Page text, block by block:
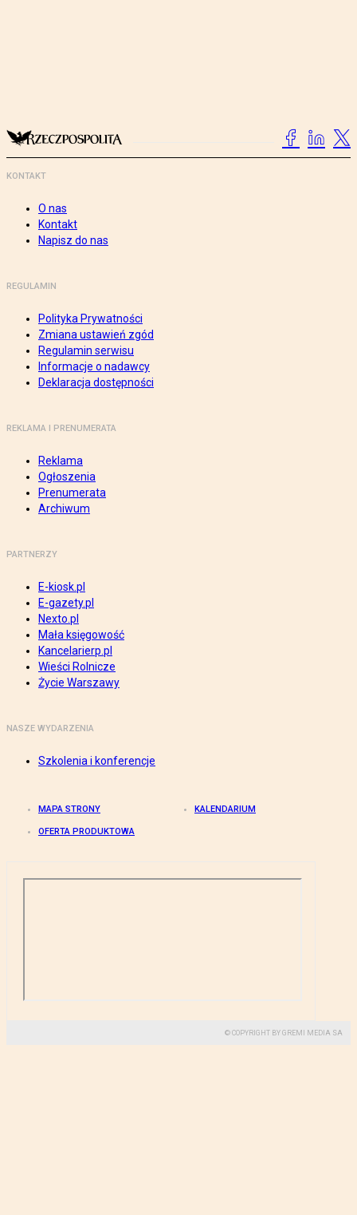
KONTAKT
O nas
Kontakt
Napisz do nas
REGULAMIN
Polityka Prywatności
Zmiana ustawień zgód
Regulamin serwisu
Informacje o nadawcy
Deklaracja dostępności
REKLAMA I PRENUMERATA
Reklama
Ogłoszenia
Prenumerata
Archiwum
PARTNERZY
E-kiosk.pl
E-gazety.pl
Nexto.pl
Mała księgowość
Kancelarierp.pl
Wieści Rolnicze
Życie Warszawy
NASZE WYDARZENIA
Szkolenia i konferencje
MAPA STRONY KALENDARIUM
OFERTA PRODUKTOWA
© COPYRIGHT BY GREMI MEDIA SA